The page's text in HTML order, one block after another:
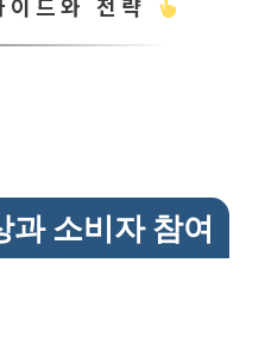
과 소비자 참여